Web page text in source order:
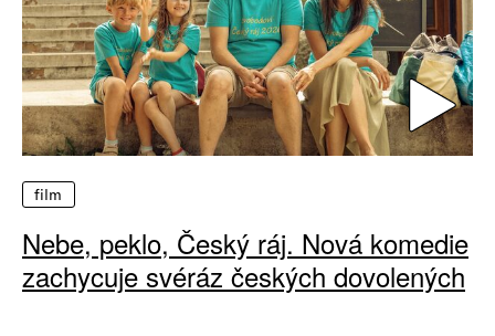
film
Nebe, peklo, Český ráj. Nová komedie
zachycuje svéráz českých dovolených